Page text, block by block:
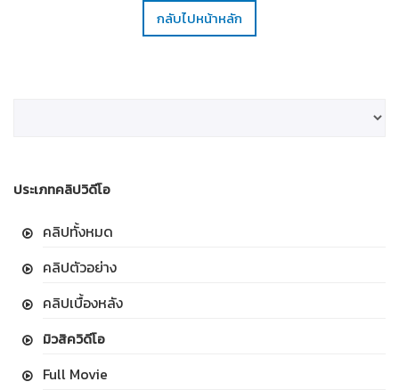
กลับไปหน้าหลัก
ประเภทคลิปวิดีโอ
คลิปทั้งหมด
คลิปตัวอย่าง
คลิปเบื้องหลัง
มิวสิควิดีโอ
Full Movie